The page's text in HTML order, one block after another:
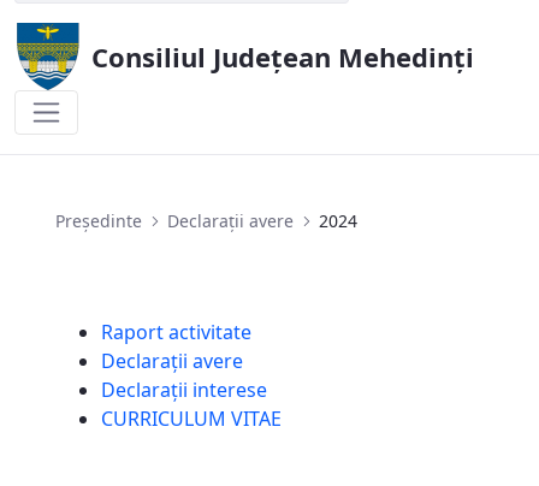
Consiliul Județean Mehedinți
Președinte Declarații avere 2024
Raport activitate
Declarații avere
Declarații interese
CURRICULUM VITAE